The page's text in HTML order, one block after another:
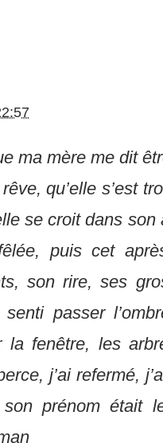
ma mère me dit
qu’elle s’est
se croit dans
puis cet
son rire, ses
passer
la fenêtre, les
j’ai refermé,
son prénom était